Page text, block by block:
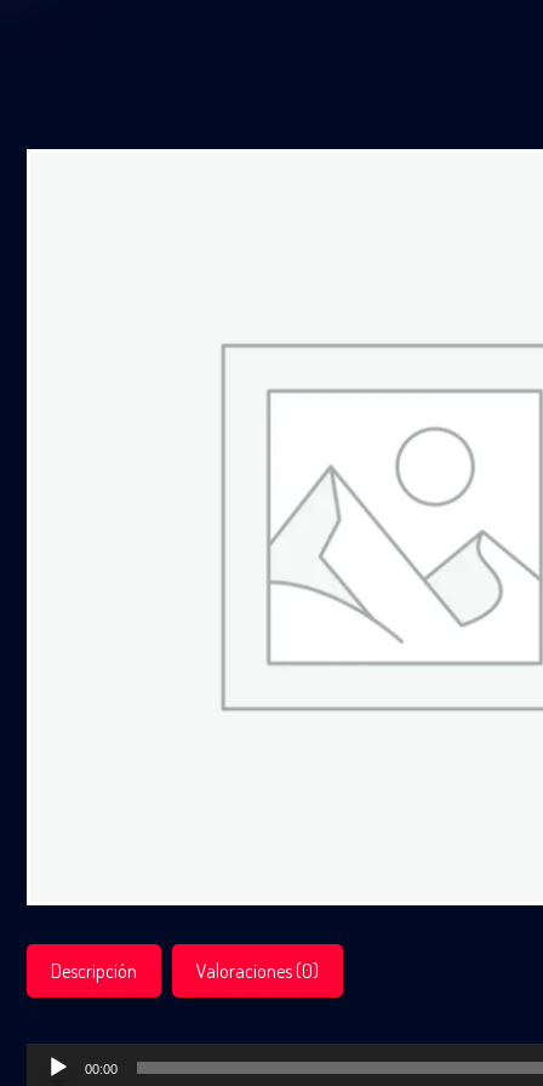
Descripción Valoraciones (0)
Reproductor
00:00